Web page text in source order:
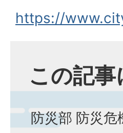
https://
この記
防災部 防災危